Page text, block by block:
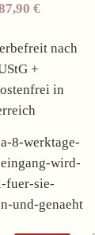
€
nach
+
in
8-werktage-
wird-
fuer-sie-
und-genaeht